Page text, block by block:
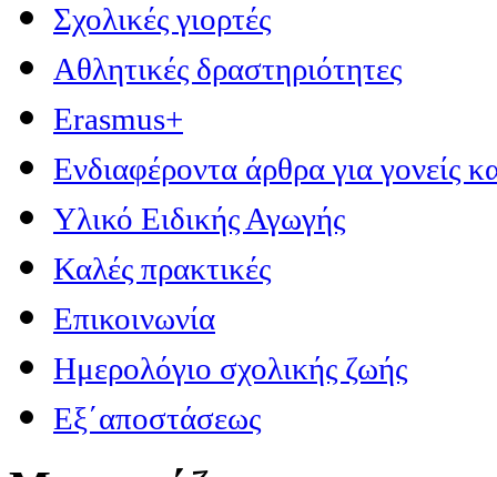
Σχολικές γιορτές
Αθλητικές δραστηριότητες
Erasmus+
Ενδιαφέροντα άρθρα για γονείς
Υλικό Ειδικής Αγωγής
Καλές πρακτικές
Επικοινωνία
Ημερολόγιο σχολικής ζωής
Εξ΄αποστάσεως